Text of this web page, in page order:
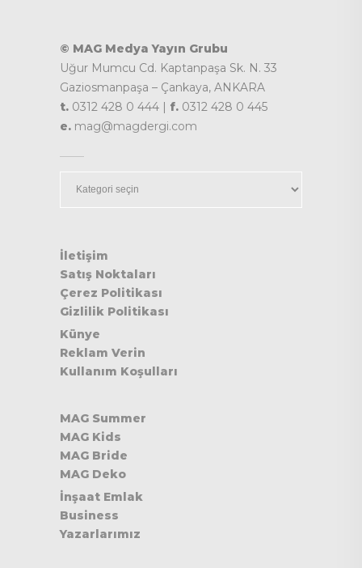
© MAG Medya Yayın Grubu
Uğur Mumcu Cd. Kaptanpaşa Sk. N. 33
Gaziosmanpaşa – Çankaya, ANKARA
t. 0312 428 0 444 | f. 0312 428 0 445
e. mag@magdergi.com
İletişim
Satış Noktaları
Çerez Politikası
Gizlilik Politikası
Künye
Reklam Verin
Kullanım Koşulları
MAG Summer
MAG Kids
MAG Bride
MAG Deko
İnşaat Emlak
Business
Yazarlarımız